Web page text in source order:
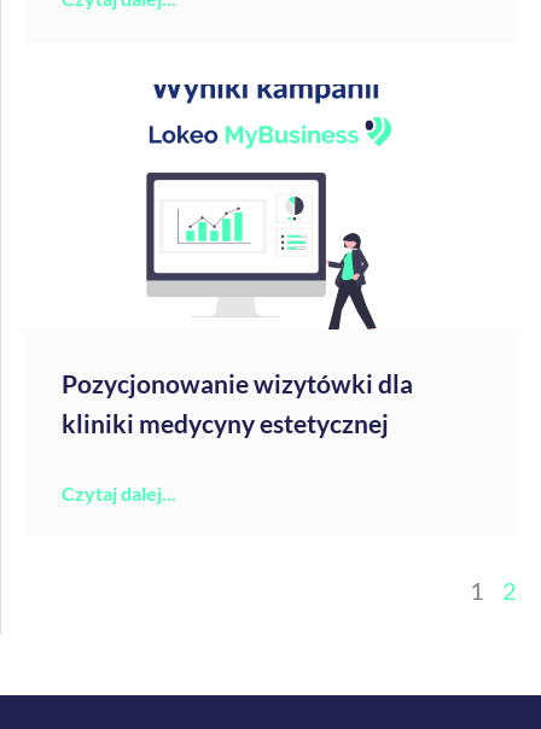
Pozycjonowanie wizytówki dla
kliniki medycyny estetycznej
Czytaj dalej...
1 2